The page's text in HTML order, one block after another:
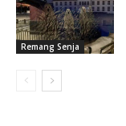
Remang Senja